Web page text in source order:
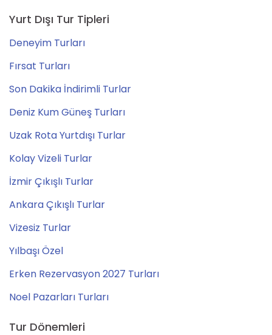
Yurt Dışı Tur Tipleri
Deneyim Turları
Fırsat Turları
Son Dakika İndirimli Turlar
Deniz Kum Güneş Turları
Uzak Rota Yurtdışı Turlar
Kolay Vizeli Turlar
İzmir Çıkışlı Turlar
Ankara Çıkışlı Turlar
Vizesiz Turlar
Yılbaşı Özel
Erken Rezervasyon 2027 Turları
Noel Pazarları Turları
Tur Dönemleri